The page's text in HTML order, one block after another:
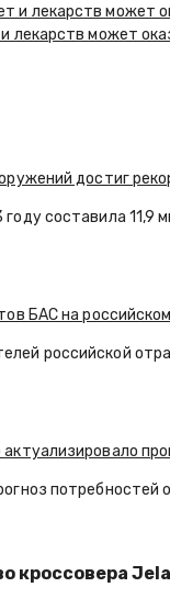
лекарств может
достиг
составила 11,9
БАС на
российской
кроссовера